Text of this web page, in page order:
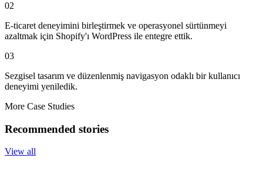
02
E-ticaret deneyimini birleştirmek ve operasyonel sürtünmeyi
azaltmak için Shopify'ı WordPress ile entegre ettik.
03
Sezgisel tasarım ve düzenlenmiş navigasyon odaklı bir kullanıcı
deneyimi yeniledik.
More Case Studies
Recommended stories
View all